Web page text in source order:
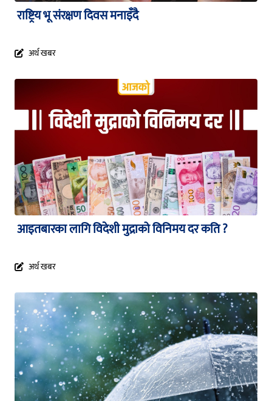
राष्ट्रिय भू संरक्षण दिवस मनाइँदै
अर्थ खबर
आइतबारका लागि विदेशी मुद्राको विनिमय दर कति ?
अर्थ खबर